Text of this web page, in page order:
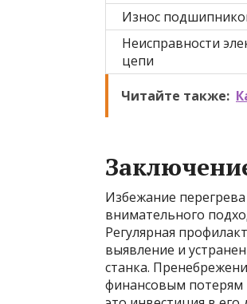
Износ
Неисправности
цепи
Читайте также:
Избежание
внимательного
Регулярная
выявление и
станка.
финансовым потерям